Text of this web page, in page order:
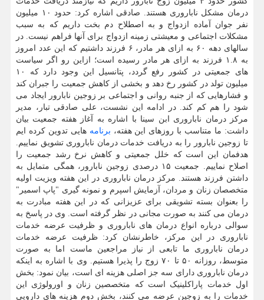
درمان مشکل ناباروری هستند. صادقی اشاره کرد: حدود ۱۰ میلیون
نفر جوان آماده ازدواج و به اصطلاح دم بخت داریم که به سبب
مشکلات اجتماعی و معیشتی زمینه ازدواج برای آنها فراهم نیست. در
سالهای دهه ۶۰ به ازای هر مادر، ۶ فرزند داشتیم که این عدد امروز
به ۱.۸ فرزند به ازای هر مادر رسیده است؛ ازاین رو اگر سیاست
های جمعیتی در کشور رفع گردد، پتانسیل این وجود دارد که ۱۰
میلیون تولد در کشور رخ دهد و بخشی از کاهش جمعیت را جبران کند
و فشارهایی که از جنبه روانی و اجتماعی بر زوجین نابارور ایجاد می
شود را هم کم کند. در ادامه این نشست، علی صادقی تبار، مدیر
مرکز درمان ناباروری ابن سینا با اشاره به آغاز هفته جمعیت بیان
داشت: ما متناسب با روزهای این هفته، برنامه هایی تدوین کرده ایم
تا زوجین نابارور را به دریافت خدمات درمان ناباروری تشویق نماییم.
هدفمان این است که خلل جمعیتی و کاهش نرخ رشد جمعیت را
اصلاح نماییم. جمعیت ۱۵ درصدی زوجین نابارور، همگی متمایل به
داشتن فرزند هستند. مرکز درمان ناباروری در این هفته ویزیت اولیه
متخصصان زنان و مردان، آزمایش اسپرم و نمونه گیری "پاپ اسمیر"
را بعنوان بسته تشویقی برای عزیزانی که در این هفته مبادرت به
درمان می کنند به صورت مجانی در نظر گرفته است. وی در پاسخ به
سوالی درباره انواع درمان های ناباروری و ظرفیت عرضه خدمات
ناباروری در این مرکز، خاطرنشان کرد: ظرفیت عرضه خدمات
درمان ناباروری ما تابعی از نیاز مراجعین ماست اما به صورت
متوسط، روزانه ۵۰ تا ۷۰ زوج را پذیرا هستیم. وی با اشاره به اینکه
درمان ناباروری دارای سه جز اصلی هزینه ای است، بیان نمود: بخش
اول خدمات پاراکلینیک است که متخصصین زنان و اورولوژی این
خدمات را به زوجین عرضه می کنند، بخش دوم هزینه های دارویی